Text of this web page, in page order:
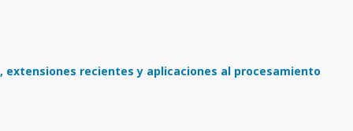
recientes y aplicaciones al procesamiento